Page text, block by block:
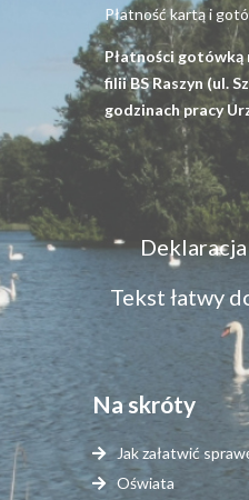
Płatność kartą i
Płatności gotówką
filii BS Raszyn (ul.
godzinach pracy
Menu
dostępność
Tekst łatwy
Na skróty
Jak załatwić
Oświata